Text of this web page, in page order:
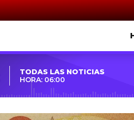
TODAS LAS NOTICIAS
HORA: 06:00